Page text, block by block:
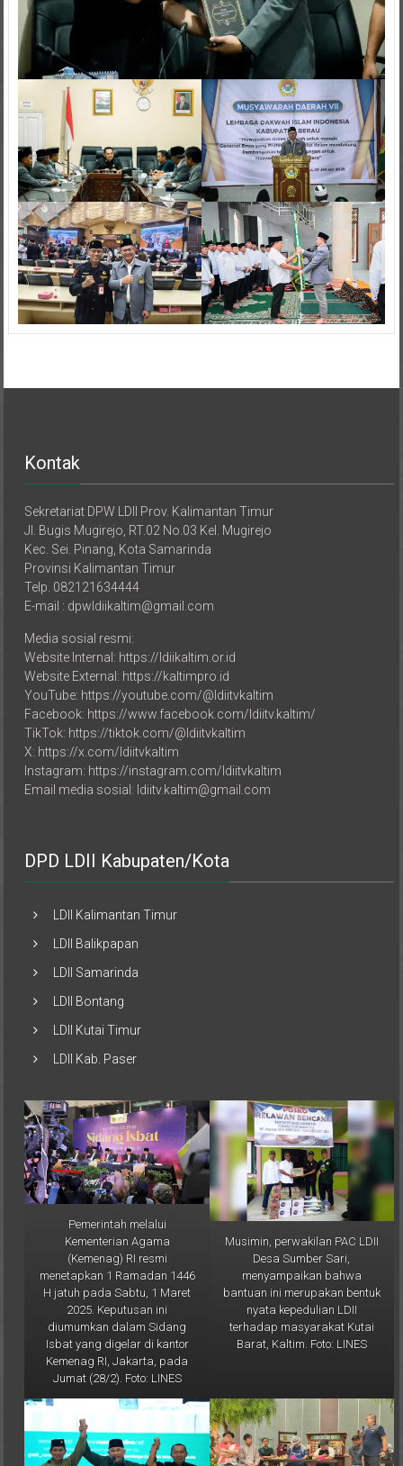
Jl. Bugis Mugirejo, RT.02 No.03 Kel. Mugirejo
Kec. Sei. Pinang, Kota Samarinda
Provinsi Kalimantan Timur
Telp. 082121634444
E-mail : dpwldiikaltim@gmail.com
Website Internal: https://ldiikaltim.or.id
Website External: https://kaltimpro.id
YouTube: https://youtube.com/@ldiitvkaltim
Facebook: https://www.facebook.com/ldiitv.kaltim/
TikTok: https://tiktok.com/@ldiitvkaltim
X: https://x.com/ldiitvkaltim
Instagram: https://instagram.com/ldiitvkaltim
Email media sosial: ldiitv.kaltim@gmail.com
LDII Samarinda
LDII Kutai Timur
Pemerintah melalui
Kementerian Agama
(Kemenag) RI resmi
menetapkan 1 Ramadan 1446
H jatuh pada Sabtu, 1 Maret
2025. Keputusan ini
diumumkan dalam Sidang
Isbat yang digelar di kantor
Kemenag RI, Jakarta, pada
Jumat (28/2). Foto: LINES
Musimin, perwakilan PAC LDII
Desa Sumber Sari,
menyampaikan bahwa
bantuan ini merupakan bentuk
nyata kepedulian LDII
terhadap masyarakat Kutai
Barat, Kaltim. Foto: LINES